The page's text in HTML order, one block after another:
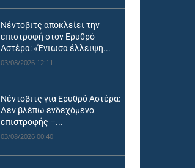
Νέντοβιτς αποκλείει την
επιστροφή στον Ερυθρό
Αστέρα: «Ένιωσα έλλειψη...
03/08/2026 12:11
Νέντοβιτς για Ερυθρό Αστέρα:
Δεν βλέπω ενδεχόμενο
επιστροφής –...
03/08/2026 00:40